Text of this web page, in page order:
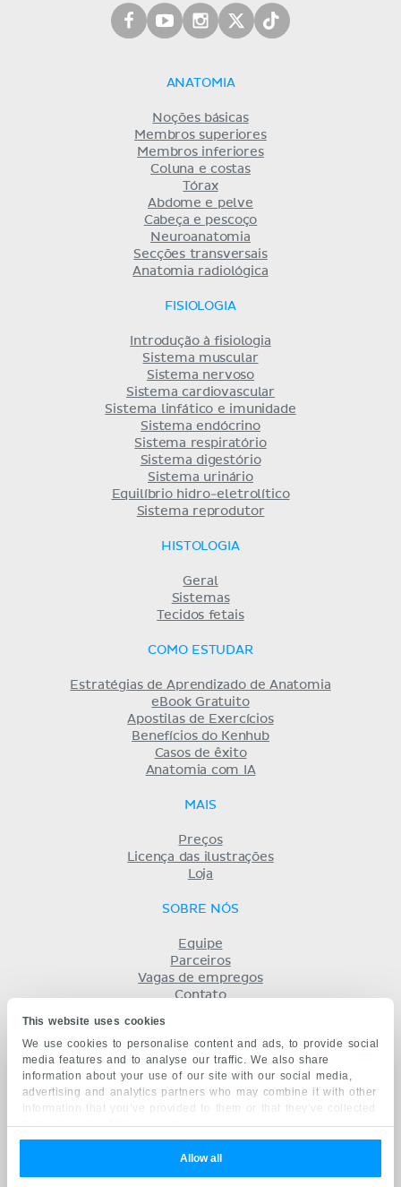
This website uses cookies
We use cookies to personalise content and ads, to provide social
media features and to analyse our traffic. We also share
information about your use of our site with our social media,
advertising and analytics partners who may combine it with other
information that you’ve provided to them or that they’ve collected
from your use of their services.
Allow all
ANATOMIA
Noções básicas
Membros superiores
Membros inferiores
Coluna e costas
Tórax
Abdome e pelve
Cabeça e pescoço
Neuroanatomia
Secções transversais
Anatomia radiológica
FISIOLOGIA
Introdução à fisiologia
Sistema muscular
Sistema nervoso
Sistema cardiovascular
Sistema linfático e imunidade
Sistema endócrino
Sistema respiratório
Sistema digestório
Sistema urinário
Equilíbrio hidro-eletrolítico
Sistema reprodutor
HISTOLOGIA
Geral
Sistemas
Tecidos fetais
COMO ESTUDAR
Estratégias de Aprendizado de Anatomia
eBook Gratuito
Apostilas de Exercícios
Benefícios do Kenhub
Casos de êxito
Anatomia com IA
MAIS
Preços
Licença das ilustrações
Loja
SOBRE NÓS
Equipe
Parceiros
Vagas de empregos
Contato
Privacidade
KENHUB EM...
English
русский